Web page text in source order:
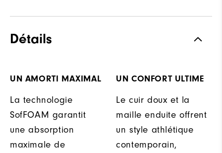
Détails
UN AMORTI MAXIMAL
La technologie
SofFOAM garantit
une absorption
maximale de
UN CONFORT ULTIME
Le cuir doux et la
maille enduite offrent
un style athlétique
contemporain,